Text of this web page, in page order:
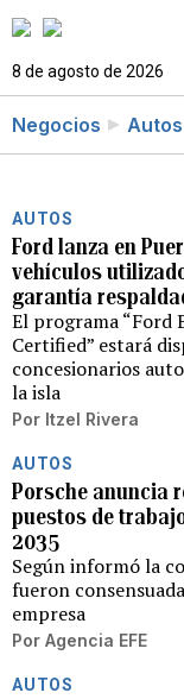
8 de agosto de 2026
Negocios Autos
AUTOS
Ford lanza en
vehículos
garantía
El programa “Ford
Certified” estará
concesionarios
la isla
Por Itzel Rivera
AUTOS
Porsche anuncia
puestos de
2035
Según informó la
fueron
empresa
Por Agencia EFE
AUTOS